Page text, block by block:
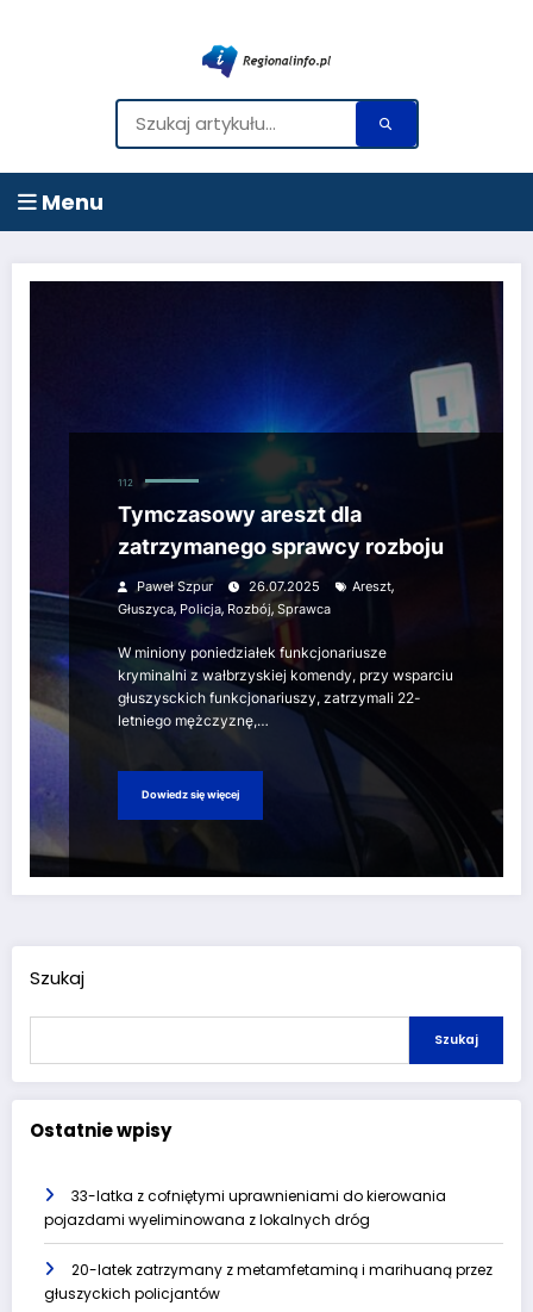
Menu
do
treści
112
Tymczasowy areszt dla
zatrzymanego sprawcy rozboju
Paweł Szpur 26.07.2025 Areszt,
Głuszyca, Policja, Rozbój, Sprawca
W miniony poniedziałek funkcjonariusze
kryminalni z wałbrzyskiej komendy, przy wsparciu
głuszysckich funkcjonariuszy, zatrzymali 22-
letniego mężczyznę,…
Dowiedz się więcej
Szukaj
Szukaj
Ostatnie wpisy
33-latka z cofniętymi uprawnieniami do kierowania
pojazdami wyeliminowana z lokalnych dróg
20-latek zatrzymany z metamfetaminą i marihuaną przez
głuszyckich policjantów